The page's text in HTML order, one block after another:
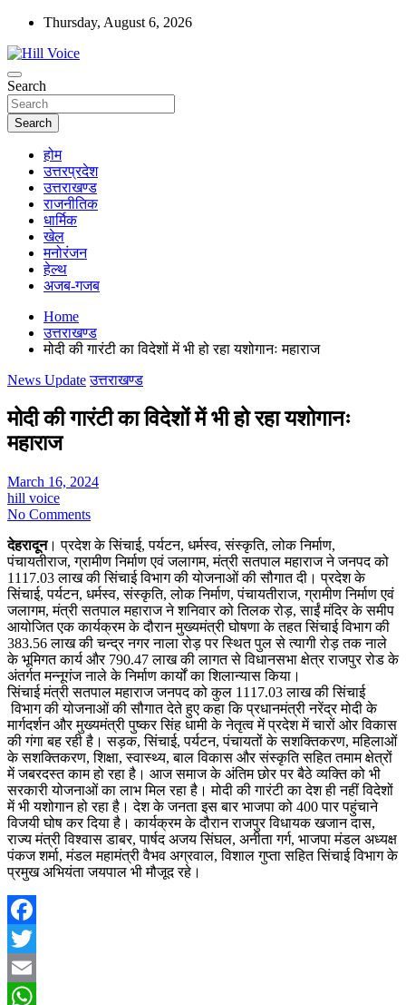
Skip
content
Thursday, August 6, 2026
Hill Voice
न्यूज़ पोर्टल
Search
Search
होम
उत्तरप्रदेश
उत्तराखण्ड
राजनीतिक
धार्मिक
खेल
मनोरंजन
हेल्थ
अजब-गजब
Home
उत्तराखण्ड
मोदी की गारंटी का विदेशों में भी हो रहा यशोगानः महाराज
News Update उत्तराखण्ड
मोदी की गारंटी का विदेशों में भी हो रहा यशोगानः
महाराज
March 16, 2024
hill voice
No Comments
देहरादून। प्रदेश के सिंचाई, पर्यटन, धर्मस्व, संस्कृति, लोक निर्माण,
पंचायतीराज, ग्रामीण निर्माण एवं जलागम, मंत्री सतपाल महाराज ने जनपद को
1117.03 लाख की सिंचाई विभाग की योजनाओं की सौगात दी। प्रदेश के
सिंचाई, पर्यटन, धर्मस्व, संस्कृति, लोक निर्माण, पंचायतीराज, ग्रामीण निर्माण एवं
जलागम, मंत्री सतपाल महाराज ने शनिवार को तिलक रोड़, साईं मंदिर के समीप
आयोजित एक कार्यक्रम के दौरान मुख्यमंत्री घोषणा के तहत सिंचाई विभाग की
383.56 लाख की चन्द्र नगर नाला रोड़ पर स्थित पुल से त्यागी रोड़ तक नाले
के भूमिगत कार्य और 790.47 लाख की लागत से विधानसभा क्षेत्र राजपुर रोड के
अंतर्गत मन्नूगंज नाले के निर्माण कार्यों का शिलान्यास किया।
सिंचाई मंत्री सतपाल महाराज जनपद को कुल 1117.03 लाख की सिंचाई
विभाग की योजनाओं की सौगात देते हुए कहा कि प्रधानमंत्री नरेंद्र मोदी के
मार्गदर्शन और मुख्यमंत्री पुष्कर सिंह धामी के नेतृत्व में प्रदेश में चारों ओर विकास
की गंगा बह रही है। सड़क, सिंचाई, पर्यटन, पंचायतों के सशक्तिकरण, महिलाओं
के सशक्तिकरण, शिक्षा, स्वास्थ्य, बाल विकास और संस्कृति सहित तमाम क्षेत्रों
में जबरदस्त काम हो रहा है। आज समाज के अंतिम छोर पर बैठे व्यक्ति को भी
सरकारी योजनाओं का लाभ मिल रहा है। मोदी की गारंटी का देश ही नहीं विदेशों
में भी यशोगान हो रहा है। देश के जनता इस बार भाजपा को 400 पार पहुंचाने
विजयी घोष कर दिया है। कार्यक्रम के दौरान राजपुर विधायक खजान दास,
राज्य मंत्री विश्वास डाबर, पार्षद अजय सिंघल, अनीता गर्ग, भाजपा मंडल अध्यक्ष
पंकज शर्मा, मंडल महामंत्री वैभव अग्रवाल, विशाल गुप्ता सहित सिंचाई विभाग के
प्रमुख अभियंता जयपाल भी मौजूद रहे।
Facebook
Twitter
Email